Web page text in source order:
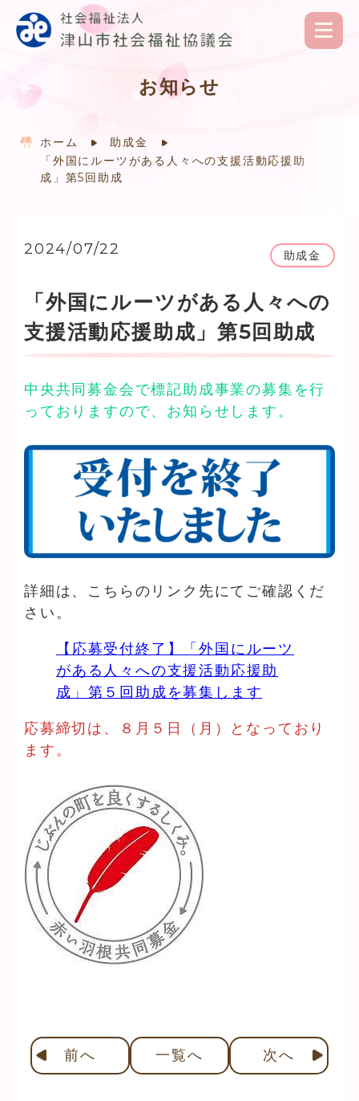
お知らせ
ホーム
助成金
「外国にルーツがある人々への支援活動応援助
成」第5回助成
2024/07/22 助成金
「外国にルーツがある人々への
支援活動応援助成」第5回助成
中央共同募金会で標記助成事業の募集を行
っておりますので、お知らせします。
詳細は、こちらのリンク先にてご確認くだ
さい。
【応募受付終了】「外国にルーツ
がある人々への支援活動応援助
成」第５回助成を募集します
応募締切は、８月５日（月）となっており
ます。
前へ 一覧へ 次へ